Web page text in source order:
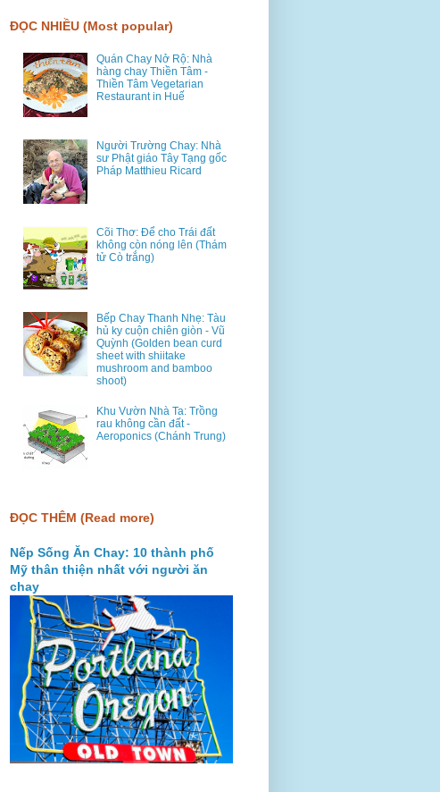
ĐỌC NHIỀU (Most popular)
Quán Chay Nở Rộ: Nhà
hàng chay Thiền Tâm -
Thiền Tâm Vegetarian
Restaurant in Huế
Người Trường Chay: Nhà
sư Phật giáo Tây Tạng gốc
Pháp Matthieu Ricard
Cõi Thơ: Để cho Trái đất
không còn nóng lên (Thám
tử Cò trắng)
Bếp Chay Thanh Nhẹ: Tàu
hủ ky cuộn chiên giòn - Vũ
Quỳnh (Golden bean curd
sheet with shiitake
mushroom and bamboo
shoot)
Khu Vườn Nhà Ta: Trồng
rau không cần đất -
Aeroponics (Chánh Trung)
ĐỌC THÊM (Read more)
Nếp Sống Ăn Chay: 10 thành phố
Mỹ thân thiện nhất với người ăn
chay